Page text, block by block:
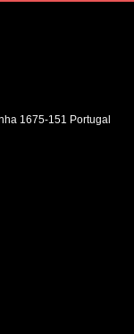
1675-151 Portugal